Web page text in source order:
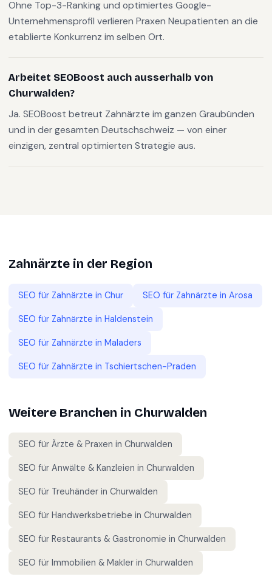
Ohne Top-3-Ranking und optimiertes Google-
Unternehmensprofil verlieren Praxen Neupatienten an die
etablierte Konkurrenz im selben Ort.
Arbeitet SEOBoost auch ausserhalb von
Churwalden?
Ja. SEOBoost betreut Zahnärzte im ganzen Graubünden
und in der gesamten Deutschschweiz — von einer
einzigen, zentral optimierten Strategie aus.
Zahnärzte in der Region
SEO für Zahnärzte in Chur SEO für Zahnärzte in Arosa
SEO für Zahnärzte in Haldenstein
SEO für Zahnärzte in Maladers
SEO für Zahnärzte in Tschiertschen-Praden
Weitere Branchen in Churwalden
SEO für Ärzte & Praxen in Churwalden
SEO für Anwälte & Kanzleien in Churwalden
SEO für Treuhänder in Churwalden
SEO für Handwerksbetriebe in Churwalden
SEO für Restaurants & Gastronomie in Churwalden
SEO für Immobilien & Makler in Churwalden